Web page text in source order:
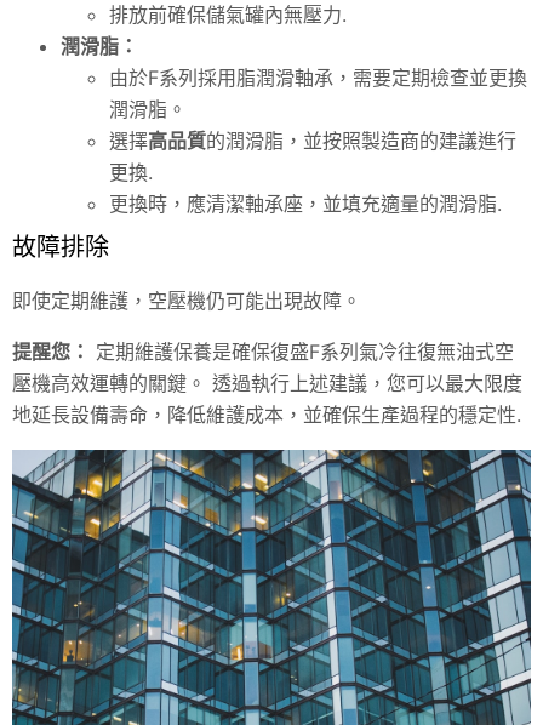
排放前確保儲氣罐內無壓力.
潤滑脂：
由於F系列採用脂潤滑軸承，需要定期檢查並更換
潤滑脂。
選擇高品質的潤滑脂，並按照製造商的建議進行
更換.
更換時，應清潔軸承座，並填充適量的潤滑脂.
故障排除
即使定期維護，空壓機仍可能出現故障。
提醒您： 定期維護保養是確保復盛F系列氣冷往復無油式空
壓機高效運轉的關鍵。 透過執行上述建議，您可以最大限度
地延長設備壽命，降低維護成本，並確保生產過程的穩定性.